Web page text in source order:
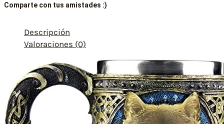
Comparte con tus amistades :)
Descripción
Valoraciones (0)